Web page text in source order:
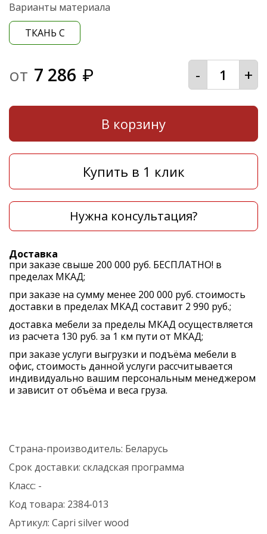
Варианты материала
ТКАНЬ С
от 7 286 ₽ - +
В корзину
Купить в 1 клик
Нужна консультация?
Доставка
при заказе свыше 200 000 руб. БЕСПЛАТНО! в
пределах МКАД;
при заказе на сумму менее 200 000 руб. стоимость
доставки в пределах МКАД составит 2 990 руб.;
доставка мебели за пределы МКАД осуществляется
из расчета 130 руб. за 1 км пути от МКАД;
при заказе услуги выгрузки и подъёма мебели в
офис, стоимость данной услуги рассчитывается
индивидуально вашим персональным менеджером
и зависит от объёма и веса груза.
Страна-производитель: Беларусь
Срок доставки: складская программа
Класс: -
Код товара: 2384-013
Артикул: Capri silver wood